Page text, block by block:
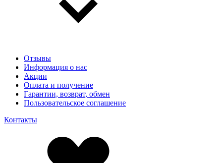
Отзывы
Информация о нас
Акции
Оплата и получение
Гарантии, возврат, обмен
Пользовательское соглашение
Контакты